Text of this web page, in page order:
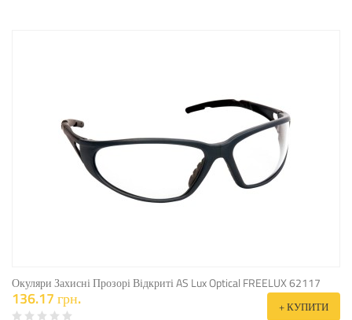
Окуляри Захисні Прозорі Відкриті AS Lux Optical FREELUX 62117
136.17 грн. + КУПИТИ